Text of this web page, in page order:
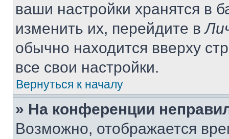
ваши настройки хранятся в
изменить их, перейдите в
обычно находится вверху
все свои настройки.
Вернуться к началу
» На конференции
Возможно, отображается